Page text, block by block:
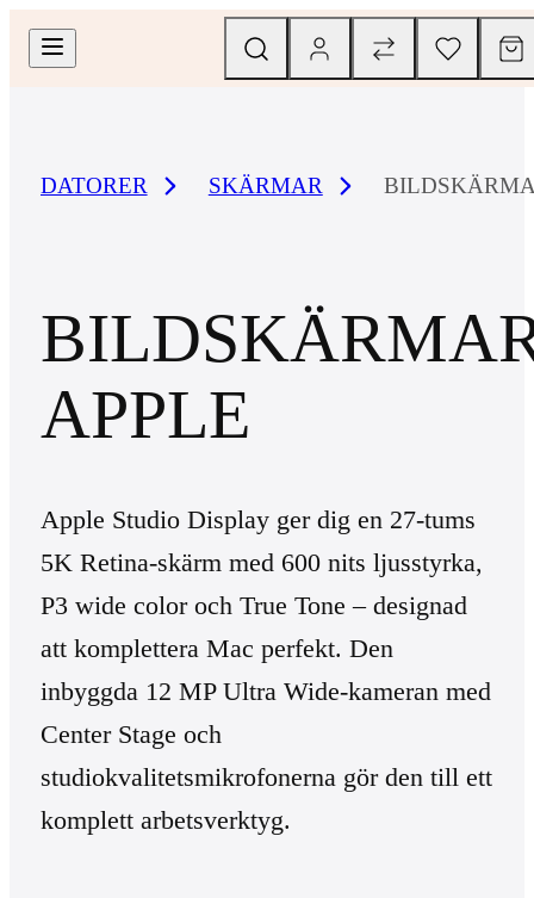
DATORER SKÄRMAR
APPLE
Apple Studio Display ger dig en 27-tums
5K Retina-skärm med 600 nits ljusstyrka,
P3 wide color och True Tone – designad
att komplettera Mac perfekt. Den
inbyggda 12 MP Ultra Wide-kameran med
Center Stage och
studiokvalitetsmikrofonerna gör den till ett
komplett arbetsverktyg.